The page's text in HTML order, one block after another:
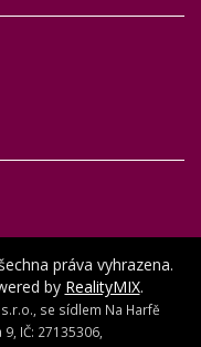
práva vyhrazena.
by RealityMIX.
se sídlem Na Harfě
IČ: 27135306,